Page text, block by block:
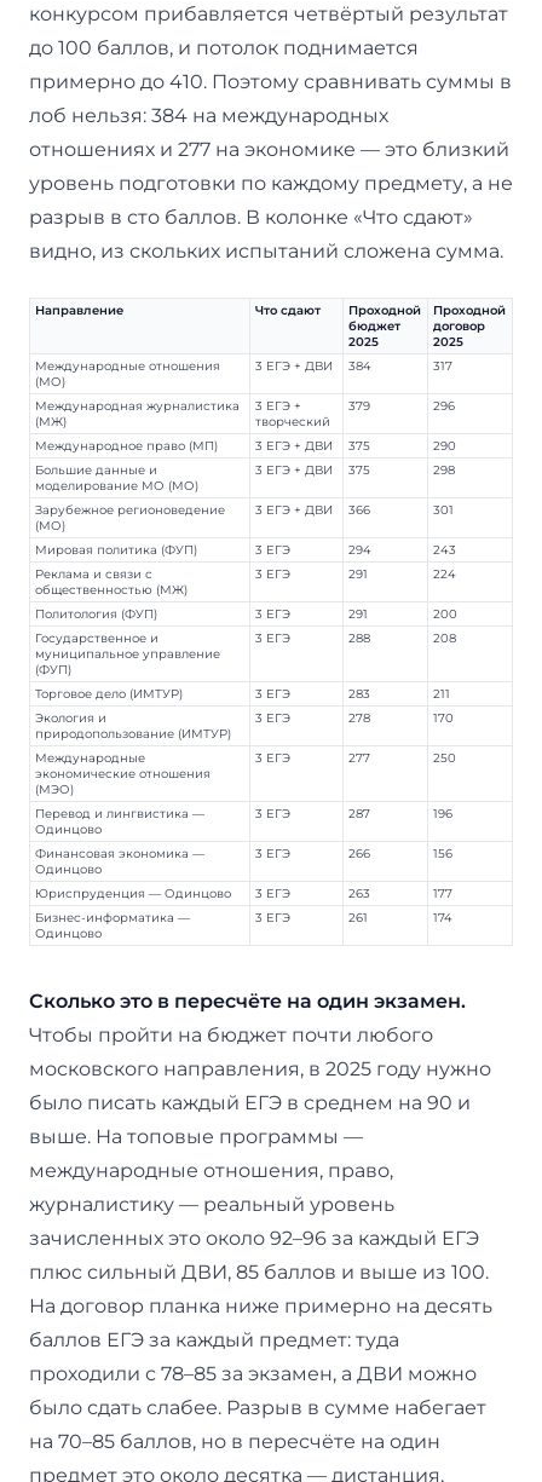
конкурсом прибавляется четвёртый результат
до 100 баллов, и потолок поднимается
примерно до 410. Поэтому сравнивать суммы в
лоб нельзя: 384 на международных
отношениях и 277 на экономике — это близкий
уровень подготовки по каждому предмету, а не
разрыв в сто баллов. В колонке «Что сдают»
видно, из скольких испытаний сложена сумма.
Направление Что сдают
Проходной
бюджет
2025
Проходной
договор
2025
Международные отношения
(МО)
3 ЕГЭ + ДВИ 384 317
Международная журналистика
(МЖ)
3 ЕГЭ +
творческий
379 296
Международное право (МП) 3 ЕГЭ + ДВИ 375
290
Большие данные и
моделирование МО (МО)
3 ЕГЭ + ДВИ 375 298
Зарубежное регионоведение
(МО)
3 ЕГЭ + ДВИ 366 301
Мировая политика (ФУП) 3 ЕГЭ 294
243
Реклама и связи с
общественностью (МЖ)
3 ЕГЭ 291 224
Политология (ФУП) 3 ЕГЭ 291
200
Государственное и
муниципальное управление
(ФУП)
3 ЕГЭ 288 208
Торговое дело (ИМТУР) 3 ЕГЭ 283
211
Экология и
природопользование (ИМТУР)
3 ЕГЭ 278 170
Международные
экономические отношения
(МЭО)
3 ЕГЭ 277 250
Перевод и лингвистика —
Одинцово
3 ЕГЭ 287 196
Финансовая экономика —
Одинцово
3 ЕГЭ 266 156
Юриспруденция — Одинцово 3 ЕГЭ 263
177
Бизнес-информатика —
Одинцово
3 ЕГЭ 261 174
Сколько это в пересчёте на один экзамен.
Чтобы пройти на бюджет почти любого
московского направления, в 2025 году нужно
было писать каждый ЕГЭ в среднем на 90 и
выше. На топовые программы —
международные отношения, право,
журналистику — реальный уровень
зачисленных это около 92–96 за каждый ЕГЭ
плюс сильный ДВИ, 85 баллов и выше из 100.
На договор планка ниже примерно на десять
баллов ЕГЭ за каждый предмет: туда
проходили с 78–85 за экзамен, а ДВИ можно
было сдать слабее. Разрыв в сумме набегает
на 70–85 баллов, но в пересчёте на один
предмет это около десятка — дистанция,